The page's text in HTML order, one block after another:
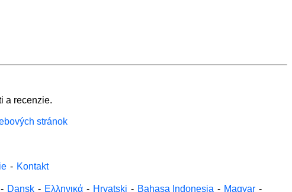
a recenzie.
stránok
- Kontakt
- Dansk - Ελληνικά - Hrvatski - Bahasa Indonesia - Magyar -